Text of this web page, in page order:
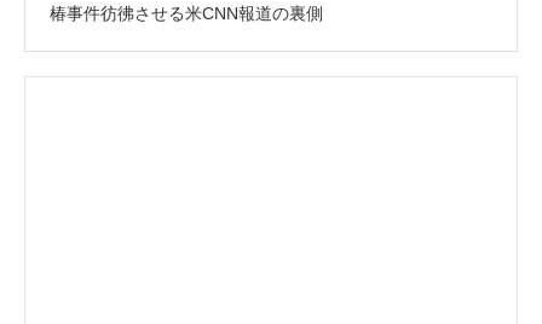
椿事件彷彿させる米CNN報道の裏側